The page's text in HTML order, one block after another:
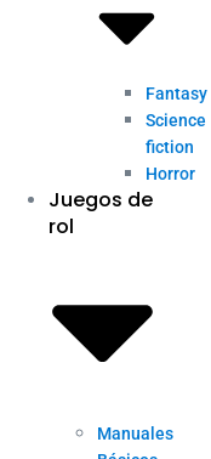
Fantasy
Science
fiction
Horror
Juegos de
rol
Manuales